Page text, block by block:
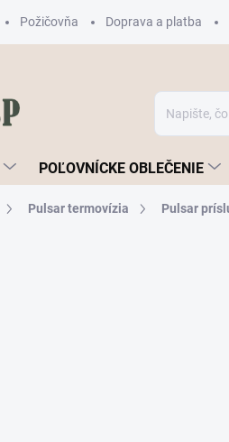
Požičovňa Doprava a platba
POĽOVNÍCKE OBLEČENIE
Pulsar termovízia Pulsar